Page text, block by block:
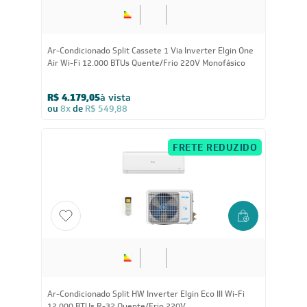
Ar-Condicionado Split Cassete 1 Via Inverter Elgin One
Air Wi-Fi 12.000 BTUs Quente/Frio 220V Monofásico
R$ 4.179,05à vista
ou 8xde R$ 549,88
FRETE REDUZIDO
Ar-Condicionado Split HW Inverter Elgin Eco III Wi-Fi